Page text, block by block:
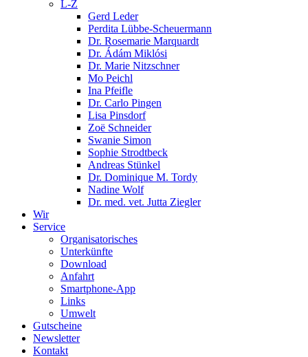
L-Z
Gerd Leder
Perdita Lübbe-Scheuermann
Dr. Rosemarie Marquardt
Dr. Ádám Miklósi
Dr. Marie Nitzschner
Mo Peichl
Ina Pfeifle
Dr. Carlo Pingen
Lisa Pinsdorf
Zoë Schneider
Swanie Simon
Sophie Strodtbeck
Andreas Stünkel
Dr. Dominique M. Tordy
Nadine Wolf
Dr. med. vet. Jutta Ziegler
Wir
Service
Organisatorisches
Unterkünfte
Download
Anfahrt
Smartphone-App
Links
Umwelt
Gutscheine
Newsletter
Kontakt